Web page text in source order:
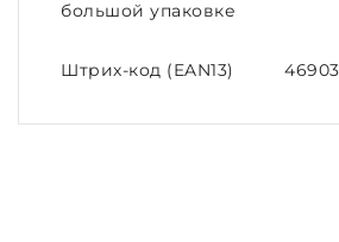
большой упаковке
Штрих-код (EAN13)